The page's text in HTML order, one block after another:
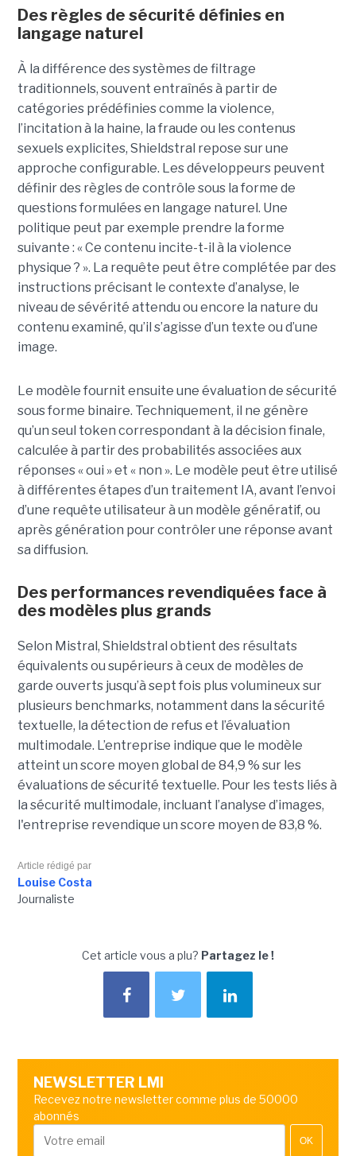
Des règles de sécurité définies en
langage naturel
À la différence des systèmes de filtrage
traditionnels, souvent entraînés à partir de
catégories prédéfinies comme la violence,
l’incitation à la haine, la fraude ou les contenus
sexuels explicites, Shieldstral repose sur une
approche configurable. Les développeurs peuvent
définir des règles de contrôle sous la forme de
questions formulées en langage naturel. Une
politique peut par exemple prendre la forme
suivante : « Ce contenu incite-t-il à la violence
physique ? ». La requête peut être complétée par des
instructions précisant le contexte d’analyse, le
niveau de sévérité attendu ou encore la nature du
contenu examiné, qu’il s’agisse d’un texte ou d’une
image.
Le modèle fournit ensuite une évaluation de sécurité
sous forme binaire. Techniquement, il ne génère
qu’un seul token correspondant à la décision finale,
calculée à partir des probabilités associées aux
réponses « oui » et « non ». Le modèle peut être utilisé
à différentes étapes d’un traitement IA, avant l’envoi
d’une requête utilisateur à un modèle génératif, ou
après génération pour contrôler une réponse avant
sa diffusion.
Des performances revendiquées face à
des modèles plus grands
Selon Mistral, Shieldstral obtient des résultats
équivalents ou supérieurs à ceux de modèles de
garde ouverts jusqu’à sept fois plus volumineux sur
plusieurs benchmarks, notamment dans la sécurité
textuelle, la détection de refus et l’évaluation
multimodale. L’entreprise indique que le modèle
atteint un score moyen global de 84,9 % sur les
évaluations de sécurité textuelle. Pour les tests liés à
la sécurité multimodale, incluant l’analyse d’images,
l'entreprise revendique un score moyen de 83,8 %.
Article rédigé par
Louise Costa
Journaliste
Cet article vous a plu? Partagez le !
NEWSLETTER LMI
Recevez notre newsletter comme plus de 50000
abonnés
OK